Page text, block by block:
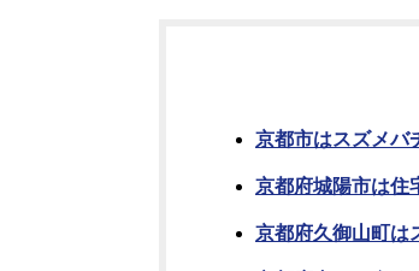
京都市はスズメバ
京都府城陽市は住
京都府久御山町は